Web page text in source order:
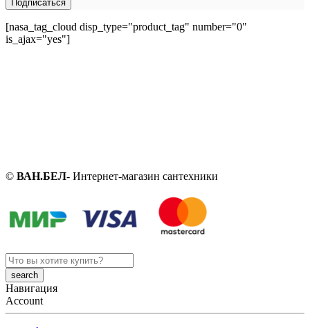
[nasa_tag_cloud disp_type="product_tag" number="0"
is_ajax="yes"]
© ВАН.БЕЛ- Интернет-магазин сантехники
Search
here
Навигация
Account